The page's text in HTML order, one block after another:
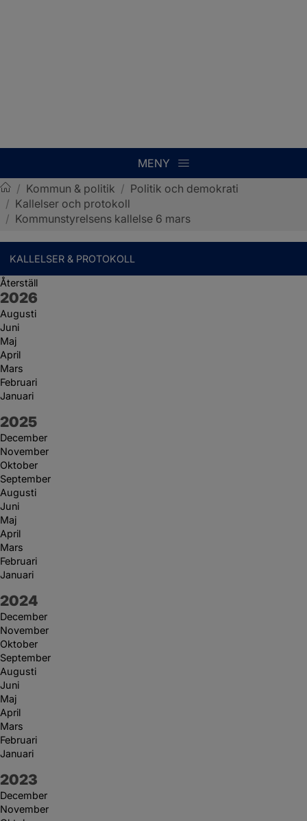
MENY
Sotenäs kommun
/ Kommun & politik / Politik och demokrati
/ Kallelser och protokoll
/ Kommunstyrelsens kallelse 6 mars
KALLELSER & PROTOKOLL
Återställ
År:
2026
Augusti
Juni
Maj
April
Mars
Februari
Januari
År:
2025
December
November
Oktober
September
Augusti
Juni
Maj
April
Mars
Februari
Januari
År:
2024
December
November
Oktober
September
Augusti
Juni
Maj
April
Mars
Februari
Januari
År:
2023
December
November